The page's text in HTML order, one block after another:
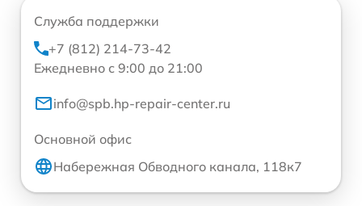
Служба поддержки
+7 (812) 214-73-42
Ежедневно с 9:00 до 21:00
info@spb.hp-repair-center.ru
Основной офис
Набережная Обводного канала, 118к7